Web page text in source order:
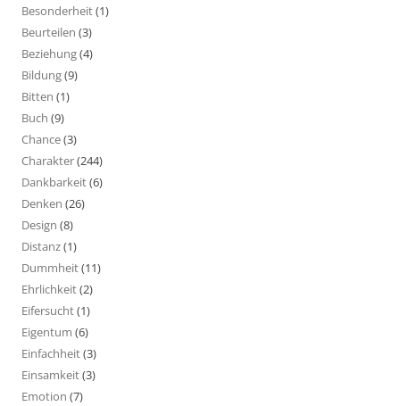
Besonderheit(1)
Beurteilen (3)
Beziehung(4)
Bildung(9)
Bitten (1)
Buch (9)
Chance(3)
Charakter(244)
Dankbarkeit(6)
Denken (26)
Design (8)
Distanz(1)
Dummheit(11)
Ehrlichkeit(2)
Eifersucht(1)
Eigentum (6)
Einfachheit(3)
Einsamkeit(3)
Emotion (7)